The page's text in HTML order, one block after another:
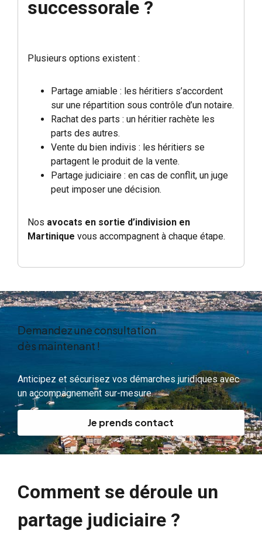
successorale ?
Plusieurs options existent :
Partage amiable : les héritiers s’accordent
sur une répartition sous contrôle d’un notaire.
Rachat des parts : un héritier rachète les
parts des autres.
Vente du bien indivis : les héritiers se
partagent le produit de la vente.
Partage judiciaire : en cas de conflit, un juge
peut imposer une décision.
Nos avocats en sortie d’indivision en
Martinique vous accompagnent à chaque étape.
Demandez une consultation
dès maintenant !
Anticipez et sécurisez vos démarches juridiques avec
un accompagnement sur-mesure.
Je prends contact
Comment se déroule un
partage judiciaire ?